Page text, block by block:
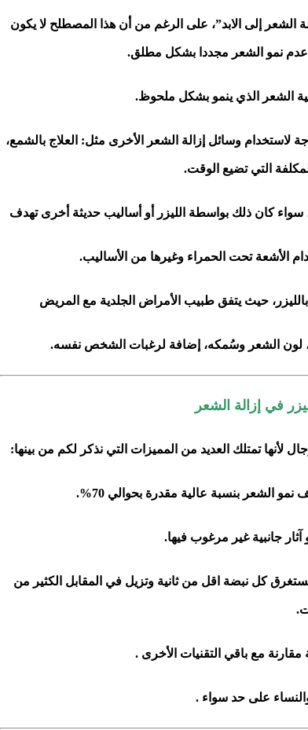
الشعر إلى الابد”، على الرغم من أن هذا المصطلح لا يكون
عدم نمو الشعر مجددا بشكل مطلق.
الشعر الذي ينمو بشكل ملحوظ.
لاستخدام وسائل إزالة الشعر الأخرى مثل: العلاج بالشمع،
التي تضيع الوقت.
كان ذلك بواسطة الليزر أو أساليب حديثة أخرى تهدف
الأشعة تحت الحمراء وغيرها من الأساليب.
حيث يتفق طبيب الأمراض الجلدية مع المريض
لون الشعر وسُمكه، إضافة لرغبات الشخص نفسه.
في إزالة الشعر
لأنها تمتلك العديد من المميزات التي نذكر لكم من بينها:
الشعر بنسبة عالية مقدرة بحوالي 70%.
جانبية غير مرغوب فيها.
كل نبضة اقل من ثانية وتزيل في المقابل الكثير من
مقارنة مع باقي التقنيات الأخرى .
على حد سواء .